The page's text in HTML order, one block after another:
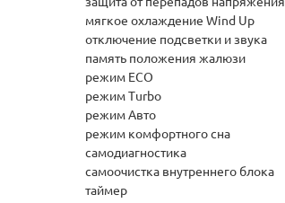
мягкое охлаждение Wind Up
отключение подсветки и звука
память положения жалюзи
режим ECO
режим Turbo
режим Авто
режим комфортного сна
самодиагностика
самоочистка внутреннего блока
таймер